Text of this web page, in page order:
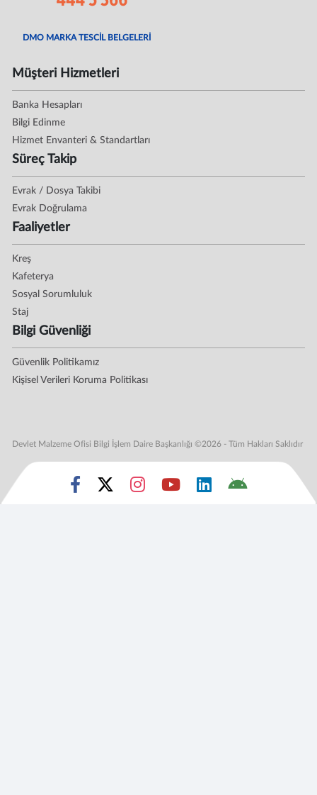
DMO MARKA TESCİL BELGELERİ
Müşteri Hizmetleri
Banka Hesapları
Bilgi Edinme
Hizmet Envanteri & Standartları
Süreç Takip
Evrak / Dosya Takibi
Evrak Doğrulama
Faaliyetler
Kreş
Kafeterya
Sosyal Sorumluluk
Staj
Bilgi Güvenliği
Güvenlik Politikamız
Kişisel Verileri Koruma Politikası
Devlet Malzeme Ofisi Bilgi İşlem Daire Başkanlığı ©2026 - Tüm Hakları Saklıdır